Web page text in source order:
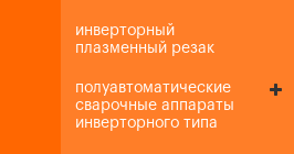
инверторный
плазменный резак
полуавтоматические
сварочные аппараты
инверторного типа